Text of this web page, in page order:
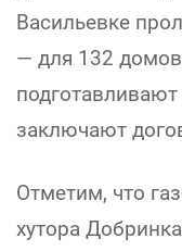
Васильевке
— для 132
заключают
Отметим, что
хутора